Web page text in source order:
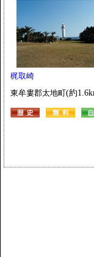
梶取崎
東牟婁郡太地町(約